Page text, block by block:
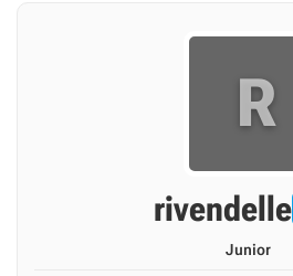
R
rivendelle
Junior